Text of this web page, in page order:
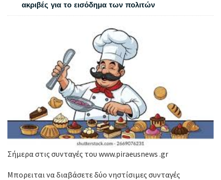
ακριβές για το εισόδημα των πολιτών
Σήμερα στις συνταγές του www.piraeusnews .gr
Μπορειται να διαβάσετε δύο νηστίσιμες συνταγές